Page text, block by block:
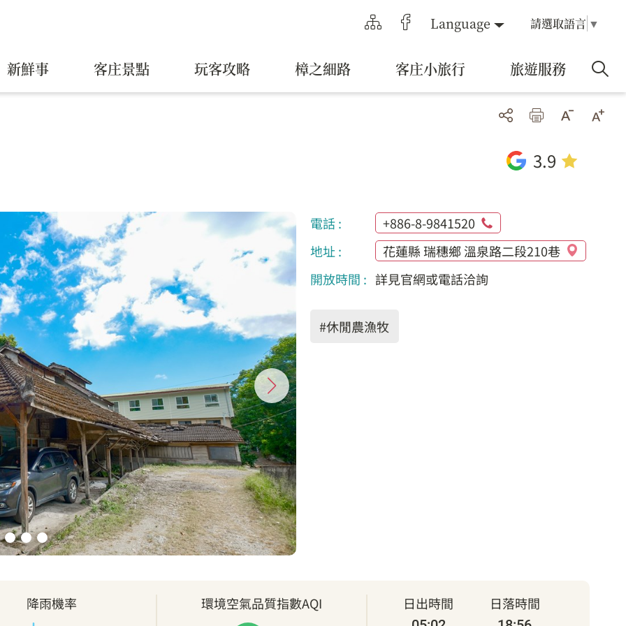
Language 請選取語言 ▼
新鮮事 客庄景點 玩客攻略 樟之細路 客庄小旅行 旅遊服務
3.9
電話 :
+886-8-9841520
地址 :
花蓮縣 瑞穗鄉 溫泉路二段210巷
開放時間 : 詳見官網或電話洽詢
#休閒農漁牧
降雨機率 環境空氣品質指數AQI 日出時間 日落時間